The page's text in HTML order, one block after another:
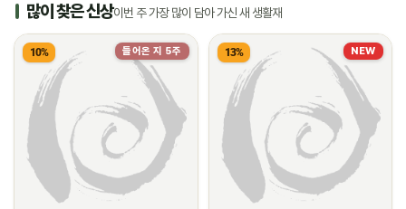
많이 찾은 신상이번 주 가장 많이 담아 가신 새 생활재
들어온 지 5주
10% NEW
13%